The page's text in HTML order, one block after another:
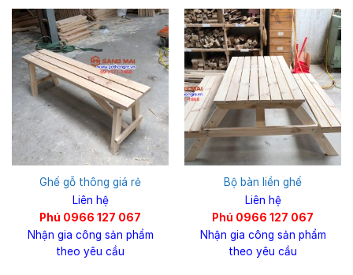
Ghế gỗ thông giá rẻ
Liên hệ
Phú 0966 127 067
Nhận gia công sản phẩm
theo yêu cầu
Bộ bàn liền ghế
Liên hệ
Phú 0966 127 067
Nhận gia công sản phẩm
theo yêu cầu